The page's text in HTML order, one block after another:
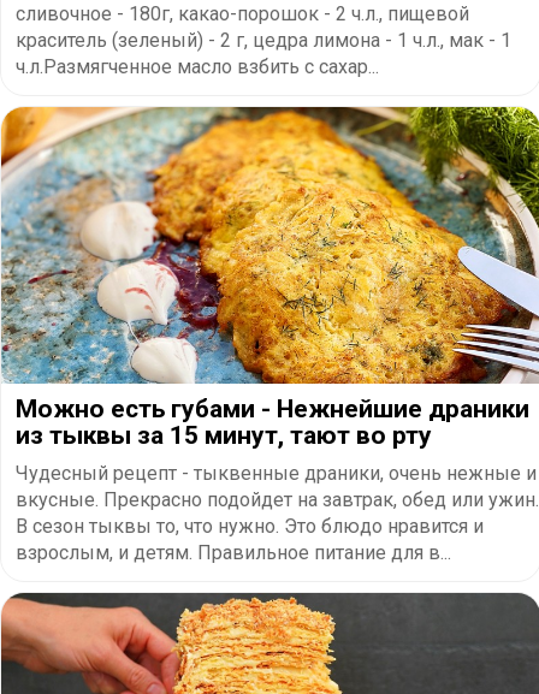
сливочное - 180г, какао-порошок - 2 ч.л., пищевой
краситель (зеленый) - 2 г, цедра лимона - 1 ч.л., мак - 1
ч.л.Размягченное масло взбить с сахар...
Можно есть губами - Нежнейшие драники
из тыквы за 15 минут, тают во рту
Чудесный рецепт - тыквенные драники, очень нежные и
вкусные. Прекрасно подойдет на завтрак, обед или ужин.
В сезон тыквы то, что нужно. Это блюдо нравится и
взрослым, и детям. Правильное питание для в...